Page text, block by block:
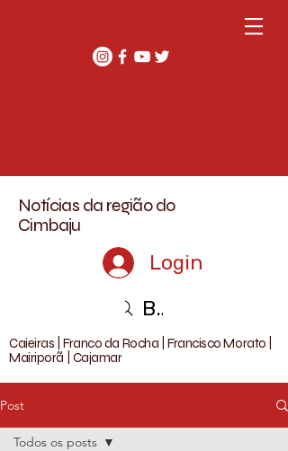
Notícias da região do
Cimbaju
Login
Buscar
Caieiras | Franco da Rocha | Francisco Morato |
Mairiporã | Cajamar
Post
Todos os posts